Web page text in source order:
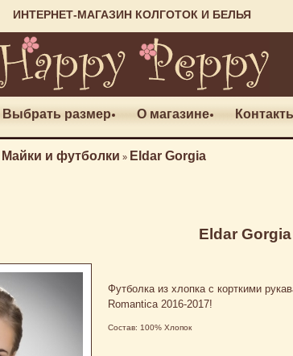
ИНТЕРНЕТ-МАГАЗИН КОЛГОТОК И БЕЛЬЯ
Выбрать размер О магазине
Майки и футболки » Eldar Gorgia
Eldar Gorgia
Футболка из хлопка с корткими
Romantica 2016-2017!
Состав: 100% Хлопок